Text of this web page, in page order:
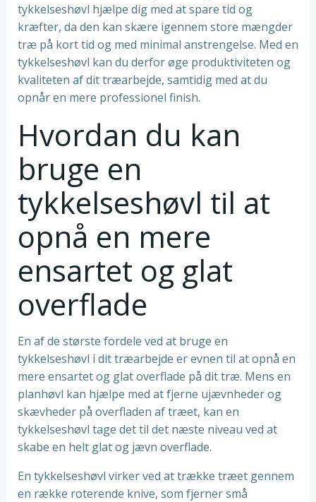
tykkelseshøvl hjælpe dig med at spare tid og
kræfter, da den kan skære igennem store mængder
træ på kort tid og med minimal anstrengelse. Med en
tykkelseshøvl kan du derfor øge produktiviteten og
kvaliteten af dit træarbejde, samtidig med at du
opnår en mere professionel finish.
Hvordan du kan
bruge en
tykkelseshøvl til at
opnå en mere
ensartet og glat
overflade
En af de største fordele ved at bruge en
tykkelseshøvl i dit træarbejde er evnen til at opnå en
mere ensartet og glat overflade på dit træ. Mens en
planhøvl kan hjælpe med at fjerne ujævnheder og
skævheder på overfladen af træet, kan en
tykkelseshøvl tage det til det næste niveau ved at
skabe en helt glat og jævn overflade.
En tykkelseshøvl virker ved at trække træet gennem
en række roterende knive, som fjerner små